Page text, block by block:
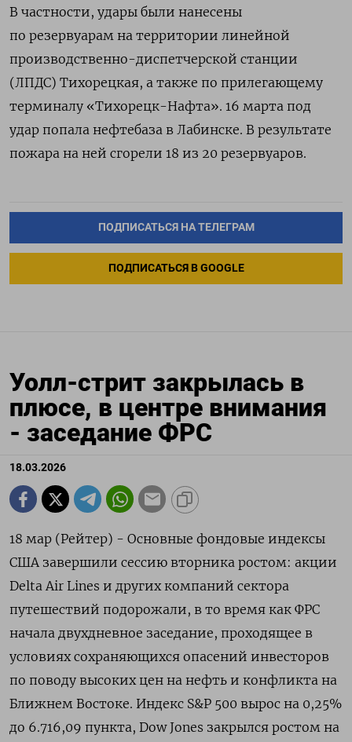
В частности, удары были нанесены
по резервуарам на территории линейной
производственно-диспетчерской станции
(ЛПДС) Тихорецкая, а также по прилегающему
терминалу «Тихорецк-Нафта». 16 марта под
удар попала нефтебаза в Лабинске. В результате
пожара на ней сгорели 18 из 20 резервуаров.
ПОДПИСАТЬСЯ НА ТЕЛЕГРАМ
ПОДПИСАТЬСЯ В GOOGLE
Уолл-стрит закрылась в
плюсе, в центре внимания
- заседание ФРС
18.03.2026
18 мар (Рейтер) - Основные фондовые индексы
США завершили сессию вторника ‌ростом: акции
Delta Air Lines и других компаний ​сектора ​
путешествий ​подорожали, в ⁠то время ‌как ФРС
начала ‌двухдневное заседание, проходящее в
условиях сохраняющихся ​опасений инвесторов
‌по поводу высоких ​цен на нефть и ‌конфликта на
Ближнем Востоке. Индекс S&P 500 вырос ​на ​0,25%
‌до 6.716,09 пункта, ​Dow Jones закрылся ростом на